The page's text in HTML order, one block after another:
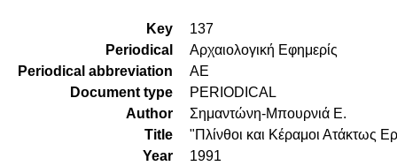
Key
137
Periodical
Αρχαιολογική Εφημερίς
Periodical abbreviation
ΑΕ
Document type
PERIODICAL
Author
Σημαντώνη-Μπουρνιά Ε.
Title
"Πλίνθοι και Κέραμοι Ατάκτως
Year
1991